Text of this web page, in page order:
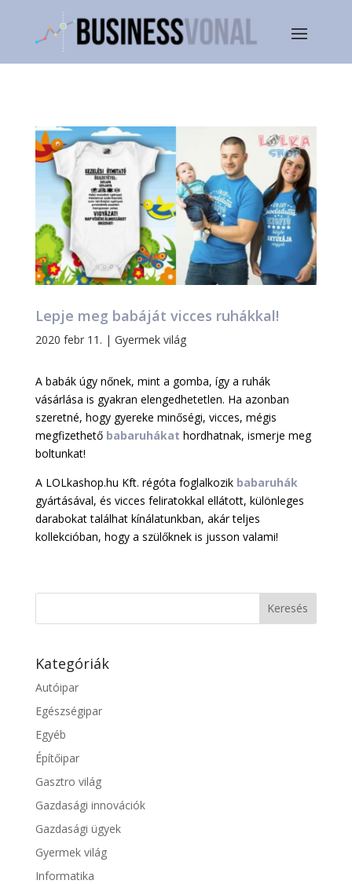
Lepje meg babáját vicces ruhákkal!
2020 febr 11. | Gyermek világ
A babák úgy nőnek, mint a gomba, így a ruhák
vásárlása is gyakran elengedhetetlen. Ha azonban
szeretné, hogy gyereke minőségi, vicces, mégis
megfizethető babaruhákat hordhatnak, ismerje meg
boltunkat!
A LOLkashop.hu Kft. régóta foglalkozik babaruhák
gyártásával, és vicces feliratokkal ellátott, különleges
darabokat találhat kínálatunkban, akár teljes
kollekcióban, hogy a szülőknek is jusson valami!
Kategóriák
Autóipar
Egészségipar
Egyéb
Építőipar
Gasztro világ
Gazdasági innovációk
Gazdasági ügyek
Gyermek világ
Informatika